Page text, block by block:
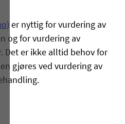
er nyttig for vurdering av
og for vurdering av
Det er ikke alltid behov for
gjøres ved vurdering av